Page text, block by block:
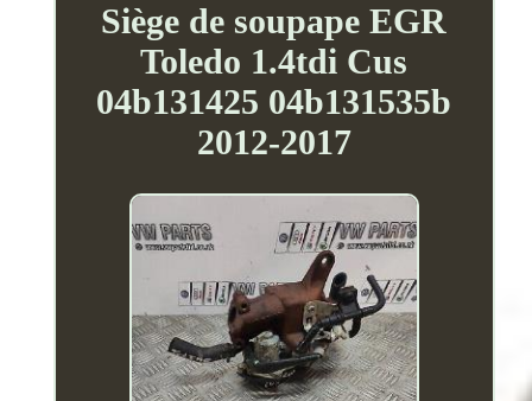
Siège de soupape EGR
Toledo 1.4tdi Cus
04b131425 04b131535b
2012-2017